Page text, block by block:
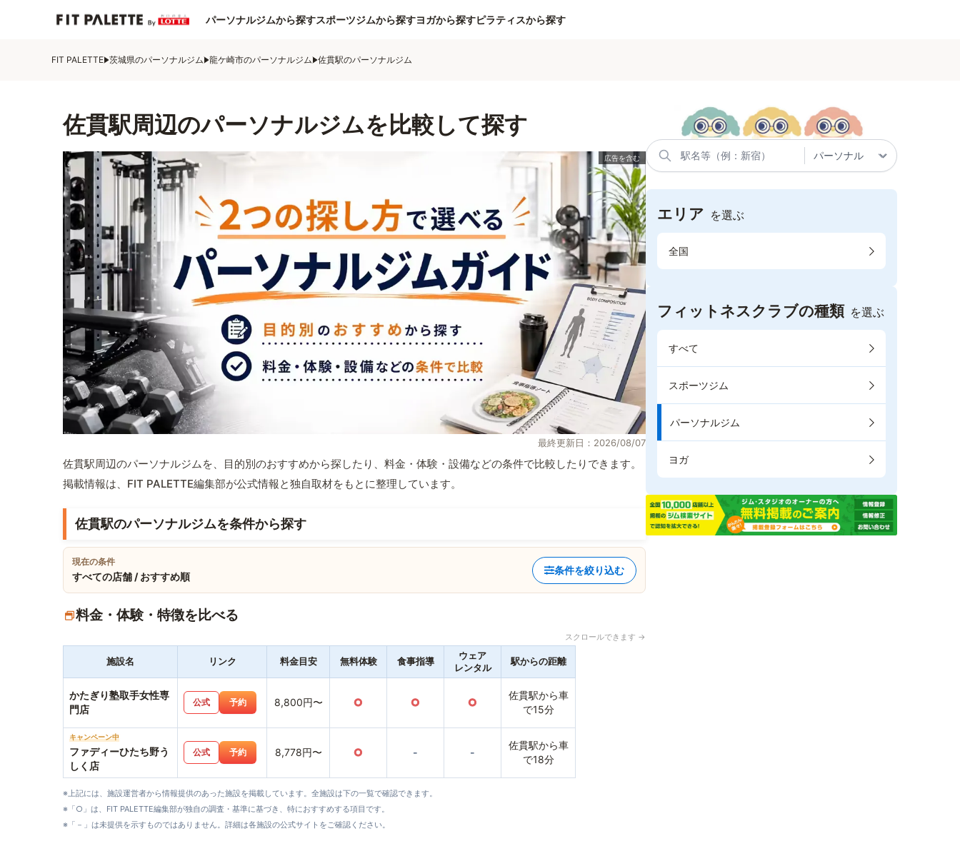
パーソナルジムから探すスポーツジムから探すヨガから探すピラティスから探す
FIT PALETTE 茨城県のパーソナルジム 龍ケ崎市のパーソナルジム 佐貫駅のパーソナルジム
佐貫駅周辺のパーソナルジムを比較して探す
最終更新日：2026/08/07
佐貫駅周辺のパーソナルジムを、目的別のおすすめから探したり、料金・体験・設備などの条件で比較したりできます。
掲載情報は、FIT PALETTE編集部が公式情報と独自取材をもとに整理しています。
佐貫駅のパーソナルジムを条件から探す
現在の条件
すべての店舗 / おすすめ順
条件を絞り込む
料金・体験・特徴を比べる
スクロールできます →
施設名 リンク 料金目安 無料体験 食事指導
ウェア
レンタル
駅からの距離
かたぎり塾取手女性専
門店
公式 予約 8,800円〜 ○ ○ ○
佐貫駅から車
で15分
キャンペーン中
ファディーひたち野う
しく店
公式 予約 8,778円〜 ○ - -
佐貫駅から車
で18分
※上記には、施設運営者から情報提供のあった施設を掲載しています。全施設は下の一覧で確認できます。
※「○」は、FIT PALETTE編集部が独自の調査・基準に基づき、特におすすめする項目です。
※「－」は未提供を示すものではありません。詳細は各施設の公式サイトをご確認ください。
エリア を選ぶ
全国
フィットネスクラブの種類 を選ぶ
すべて
スポーツジム
パーソナルジム
ヨガ